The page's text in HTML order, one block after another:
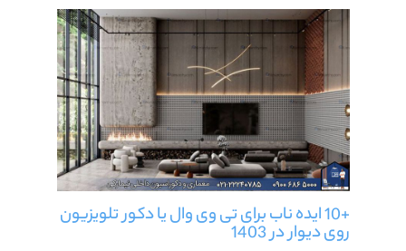
+10 ایده ناب برای تی وی وال یا دکور تلویزیون
روی دیوار در 1403